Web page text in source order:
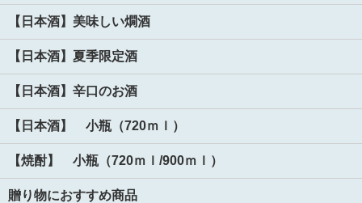
【日本酒】美味しい燗酒
【日本酒】夏季限定酒
【日本酒】辛口のお酒
【日本酒】 小瓶（720ｍｌ）
【焼酎】 小瓶（720ｍｌ/900ｍｌ）
贈り物におすすめ商品